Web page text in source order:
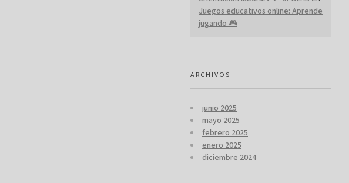
Juegos educativos online: Aprende
jugando 🎮
ARCHIVOS
junio 2025
mayo 2025
febrero 2025
enero 2025
diciembre 2024